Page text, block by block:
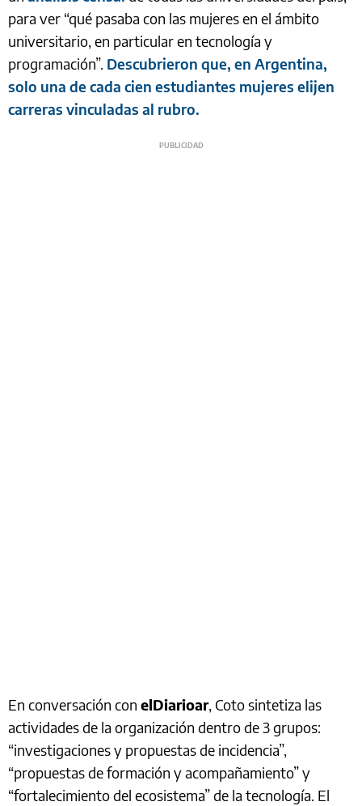
para ver “qué pasaba con las mujeres en el ámbito
universitario, en particular en tecnología y
programación”. Descubrieron que, en Argentina,
solo una de cada cien estudiantes mujeres elijen
carreras vinculadas al rubro.
En conversación con elDiarioar, Coto sintetiza las
actividades de la organización dentro de 3 grupos:
“investigaciones y propuestas de incidencia”,
“propuestas de formación y acompañamiento” y
“fortalecimiento del ecosistema” de la tecnología. El